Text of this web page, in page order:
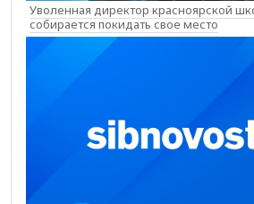
Уволенная директор красноярской
собирается покидать свое место